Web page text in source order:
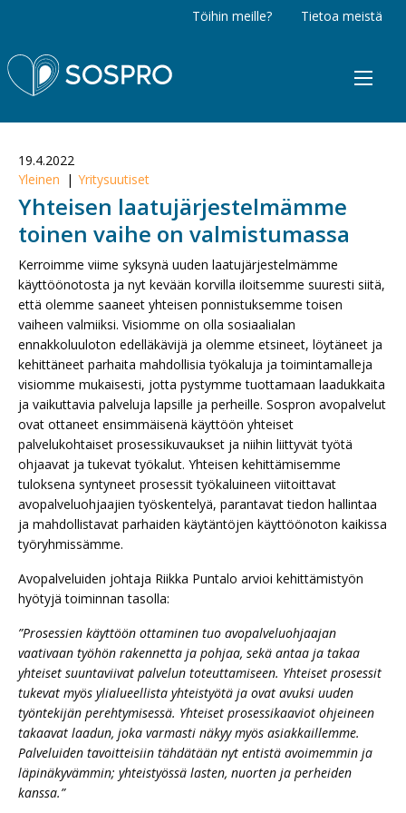
Tietoa meistä
Töihin meille?
Sospro
19.4.2022
Yleinen
Yritysuutiset
Yhteisen laatujärjestelmämme
toinen vaihe on valmistumassa
Kerroimme viime syksynä uuden laatujärjestelmämme
käyttöönotosta ja nyt kevään korvilla iloitsemme suuresti siitä,
että olemme saaneet yhteisen ponnistuksemme toisen
vaiheen valmiiksi. Visiomme on olla sosiaalialan
ennakkoluuloton edelläkävijä ja olemme etsineet, löytäneet ja
kehittäneet parhaita mahdollisia työkaluja ja toimintamalleja
visiomme mukaisesti, jotta pystymme tuottamaan laadukkaita
ja vaikuttavia palveluja lapsille ja perheille. Sospron avopalvelut
ovat ottaneet ensimmäisenä käyttöön yhteiset
palvelukohtaiset prosessikuvaukset ja niihin liittyvät työtä
ohjaavat ja tukevat työkalut. Yhteisen kehittämisemme
tuloksena syntyneet prosessit työkaluineen viitoittavat
avopalveluohjaajien työskentelyä, parantavat tiedon hallintaa
ja mahdollistavat parhaiden käytäntöjen käyttöönoton kaikissa
työryhmissämme.
Avopalveluiden johtaja Riikka Puntalo arvioi kehittämistyön
hyötyjä toiminnan tasolla:
”Prosessien käyttöön ottaminen tuo avopalveluohjaajan
vaativaan työhön rakennetta ja pohjaa, sekä antaa ja takaa
yhteiset suuntaviivat palvelun toteuttamiseen. Yhteiset prosessit
tukevat myös ylialueellista yhteistyötä ja ovat avuksi uuden
työntekijän perehtymisessä. Yhteiset prosessikaaviot ohjeineen
takaavat laadun, joka varmasti näkyy myös asiakkaillemme.
Palveluiden tavoitteisiin tähdätään nyt entistä avoimemmin ja
läpinäkyvämmin; yhteistyössä lasten, nuorten ja perheiden
kanssa.”